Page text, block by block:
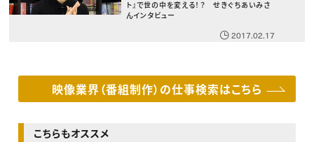
ト』で世の中を変える！？ せきぐちあいみさ
んインタビュー
2017.02.17
映像業界（番組制作）の仕事検索はこちら
こちらもオススメ